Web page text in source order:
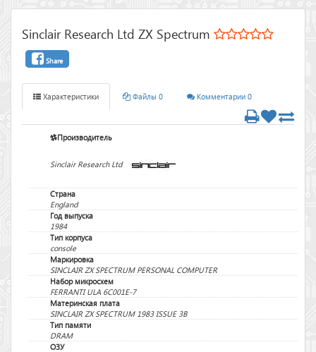
Sinclair Research Ltd ZX Spectrum
Share
Характеристики Файлы 0 Комментарии 0
Производитель
Sinclair Research Ltd
Страна
England
Год выпуска
1984
Тип корпуса
console
Маркировка
SINCLAIR ZX SPECTRUM PERSONAL COMPUTER
Набор микросхем
FERRANTI ULA 6C001E-7
Материнская плата
SINCLAIR ZX SPECTRUM 1983 ISSUE 3B
Тип памяти
DRAM
ОЗУ